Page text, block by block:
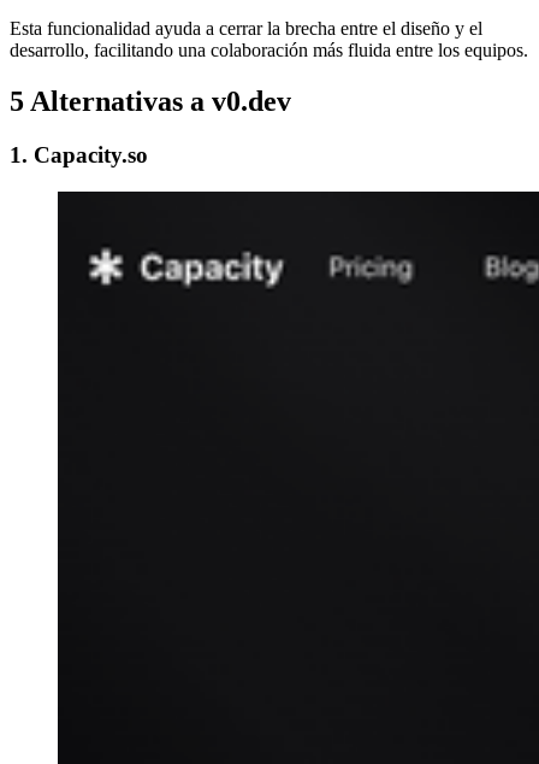
Esta funcionalidad ayuda a cerrar la brecha entre el diseño y el
desarrollo, facilitando una colaboración más fluida entre los equipos.
5 Alternativas a v0.dev
1. Capacity.so